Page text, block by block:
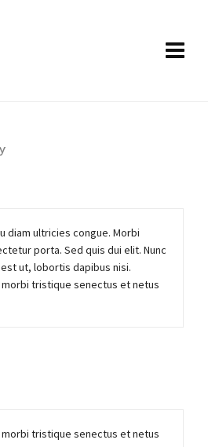
diam ultricies congue. Morbi
porta. Sed quis dui elit. Nunc
ut, lobortis dapibus nisi.
tristique senectus et netus
tristique senectus et netus